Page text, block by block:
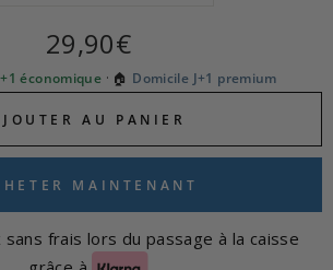
Prix
régulier
29,90€
économique · 🏠 Domicile J+1 premium
AU PANIER
MAINTENANT
sans frais lors du passage à la caisse